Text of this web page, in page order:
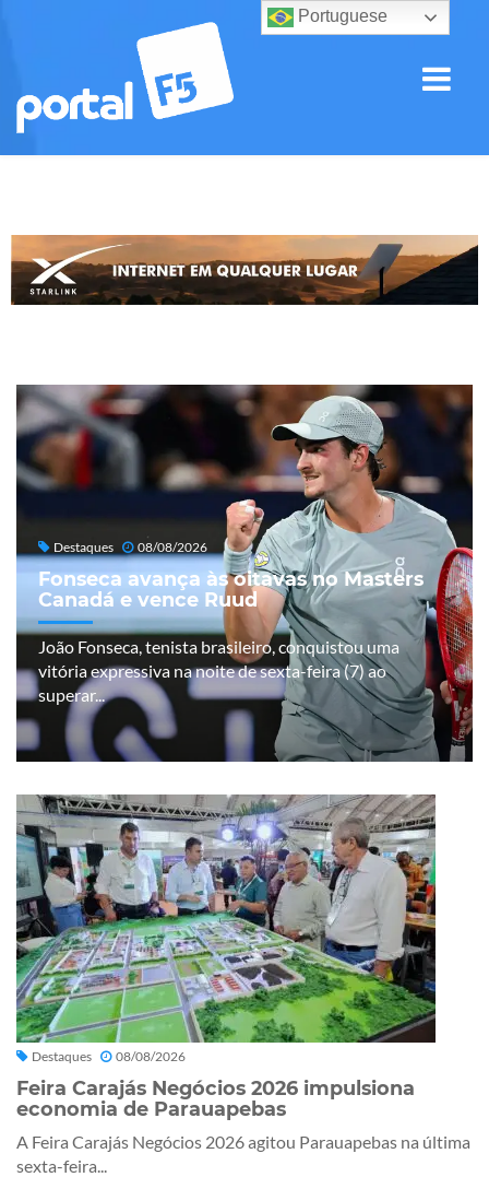
Destaques 08/08/2026
Fonseca avança às oitavas no Masters
Canadá e vence Ruud
João Fonseca, tenista brasileiro, conquistou uma
vitória expressiva na noite de sexta-feira (7) ao
superar...
Destaques 08/08/2026
Feira Carajás Negócios 2026 impulsiona
economia de Parauapebas
A Feira Carajás Negócios 2026 agitou Parauapebas na última
sexta-feira...
Portuguese